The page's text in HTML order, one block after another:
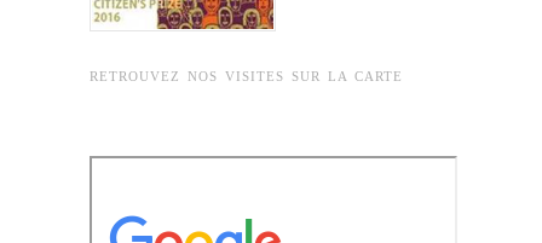
RETROUVEZ NOS VISITES SUR LA CARTE